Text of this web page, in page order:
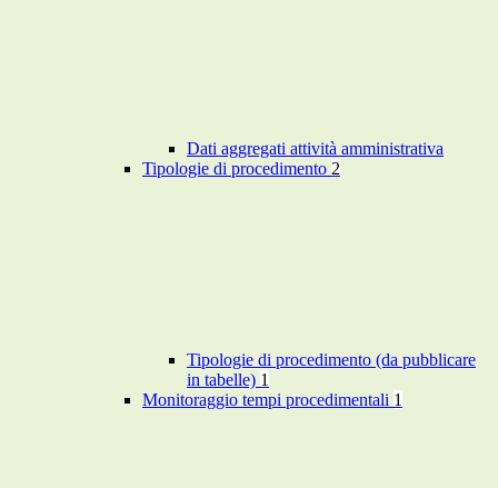
Dati aggregati attività amministrativa
Tipologie di procedimento 2
Tipologie di procedimento (da pubblicare
in tabelle) 1
Monitoraggio tempi procedimentali 1